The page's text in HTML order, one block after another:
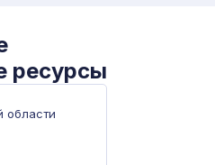
ресурсы
области